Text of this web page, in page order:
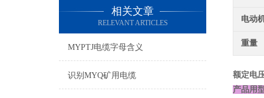
相关文章
RELEVANT ARTICLES
MYPTJ电缆字母含义
识别MYQ矿用电缆
电动
重量
额定电
产品用